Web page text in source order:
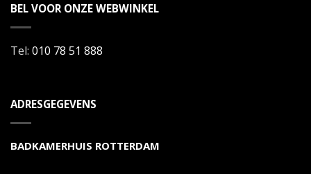
BEL VOOR ONZE WEBWINKEL
Tel: 010 78 51 888
ADRESGEGEVENS
BADKAMERHUIS ROTTERDAM